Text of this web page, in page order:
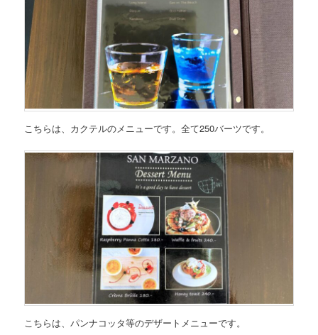
こちらは、 カクテルのメニューです。全て250バーツです。
こちらは、パンナコッタ等のデザートメニューです。